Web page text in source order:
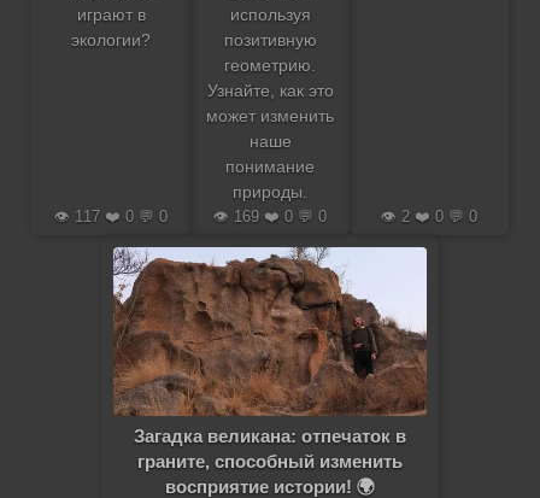
играют в
экологии?
👁️ 117 ❤️ 0 💬 0
используя
позитивную
геометрию.
Узнайте, как это
может изменить
наше
понимание
природы.
👁️ 169 ❤️ 0 💬 0
👁️ 2 ❤️ 0 💬 0
Загадка великана: отпечаток в
граните, способный изменить
восприятие истории! 🌍